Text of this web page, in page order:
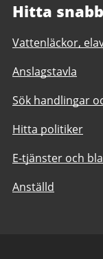
Hitta
Vattenläckor,
Anslagstavla
Sök handlingar
Hitta politiker
E-tjänster och
Anställd